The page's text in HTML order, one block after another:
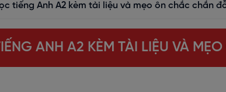
tiếng Anh A2 kèm tài liệu và mẹo ôn chắc chắn
ANH A2 KÈM TÀI LIỆU VÀ